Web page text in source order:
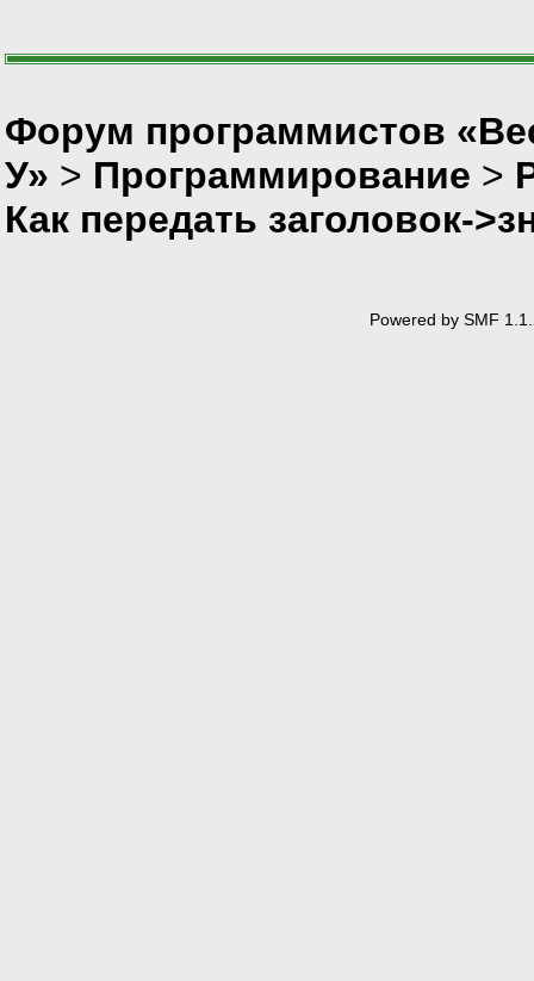
Форум программистов
У» > Программирование >
Как передать заголовок-
Powered by SMF